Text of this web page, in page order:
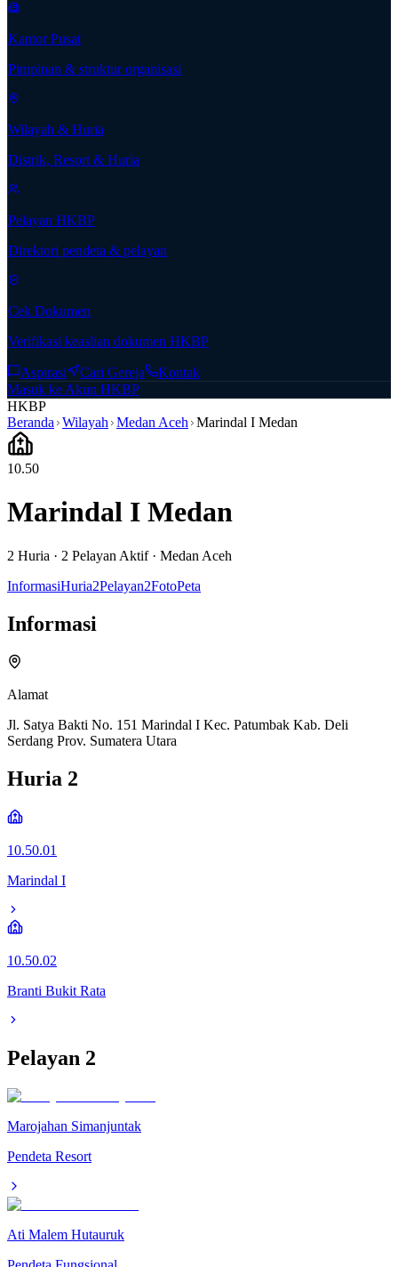
Kantor Pusat
Pimpinan & struktur organisasi
Wilayah & Huria
Distrik, Resort & Huria
Pelayan HKBP
Direktori pendeta & pelayan
Cek Dokumen
Verifikasi keaslian dokumen HKBP
Aspirasi Cari Gereja
Kontak
Masuk ke Akun HKBP
HKBP
Beranda Wilayah Medan Aceh Marindal I Medan
10.50
Marindal I Medan
2 Huria · 2 Pelayan Aktif· Medan Aceh
InformasiHuria2Pelayan2FotoPeta
Informasi
Alamat
Jl. Satya Bakti No. 151 Marindal I Kec. Patumbak Kab. Deli
Serdang Prov. Sumatera Utara
Huria 2
10.50.01
Marindal I
10.50.02
Branti Bukit Rata
Pelayan 2
Marojahan Simanjuntak
Pendeta Resort
Ati Malem Hutauruk